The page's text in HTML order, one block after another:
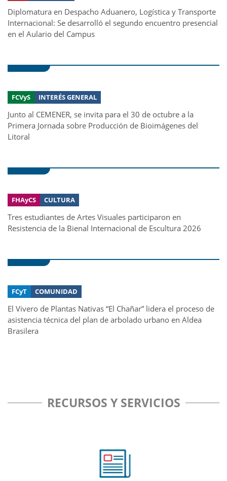
Diplomatura en Despacho Aduanero, Logística y Transporte
Internacional: Se desarrolló el segundo encuentro presencial
en el Aulario del Campus
FCVyS INTERÉS GENERAL
Junto al CEMENER, se invita para el 30 de octubre a la
Primera Jornada sobre Producción de Bioimágenes del
Litoral
FHAyCS CULTURA
Tres estudiantes de Artes Visuales participaron en
Resistencia de la Bienal Internacional de Escultura 2026
FCyT COMUNIDAD
El Vivero de Plantas Nativas “El Chañar” lidera el proceso de
asistencia técnica del plan de arbolado urbano en Aldea
Brasilera
RECURSOS Y SERVICIOS